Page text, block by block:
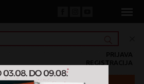
REGISTRACIJA
PRIJAVA